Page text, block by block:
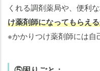
くれる調剤薬局や、便利
け薬剤師になってもらえ
※かかりつけ薬剤師には自